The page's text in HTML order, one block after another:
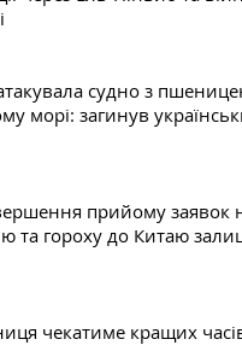
судно з
морі: загинув
прийому заявок
та гороху до Китаю
чекатиме кращих